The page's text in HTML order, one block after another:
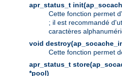
apr_status_t
Cette fonction permet
; il est recommandé
caractères
void
Cette fonction permet
apr_status_t
*pool)